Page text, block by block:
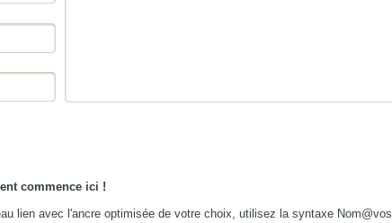
commence ici !
lien avec l'ancre optimisée de votre choix, utilisez la syntaxe Nom@vos